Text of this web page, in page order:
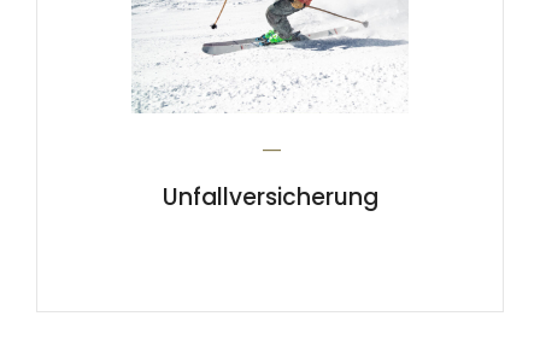
_
Unfallversicherung
Mehr erfahren